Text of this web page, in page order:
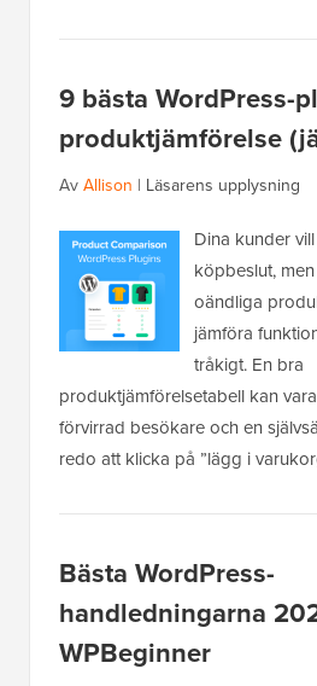
9 bästa WordPress-
produktjämförelse
AvAllison | Läsarens upplysning
Dina kunder
köpbeslut,
oändliga
jämföra
tråkigt. En bra
produktjämförelsetabell kan
förvirrad besökare och en
redo att klicka på ”lägg i
Bästa WordPress-
handledningarna
WPBeginner